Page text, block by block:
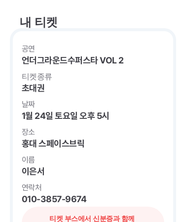
내 티켓
공연
언더그라운드수퍼스타 VOL 2
티켓종류
초대권
날짜
1월 24일 토요일 오후 5시
장소
홍대 스페이스브릭
이름
이은서
연락처
010-3857-9674
티켓 부스에서 신분증과 함께